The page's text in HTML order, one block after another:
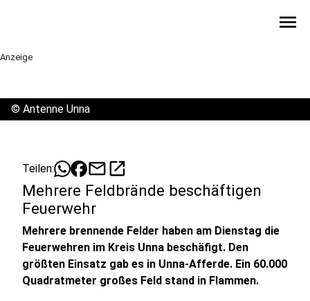
menu
Anzeige
© Antenne Unna
Teilen: mailopen_in_new
Mehrere Feldbrände beschäftigen
Feuerwehr
Mehrere brennende Felder haben am Dienstag die
Feuerwehren im Kreis Unna beschäfigt. Den
größten Einsatz gab es in Unna-Afferde. Ein 60.000
Quadratmeter großes Feld stand in Flammen.